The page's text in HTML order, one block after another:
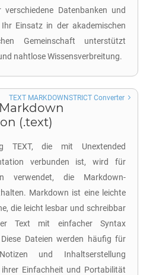
Datenbanken und
Einsatz in der akademischen
Gemeinschaft unterstützt
nahtlose Wissensverbreitung.
(.text)
TEXT, die mit Unextended
verbunden ist, wird für
verwendet, die Markdown-
Markdown ist eine leichte
die leicht lesbar und schreibbar
Text mit einfacher Syntax
Dateien werden häufig für
und Inhaltserstellung
Einfachheit und Portabilität
TEXT MARKDOWNSTRICT Converter